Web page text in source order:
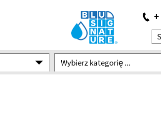
Wybierz kategorię ...